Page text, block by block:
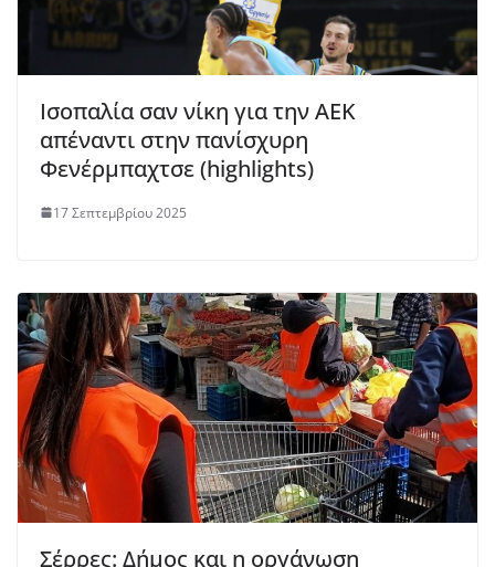
Ισοπαλία σαν νίκη για την ΑΕΚ
απέναντι στην πανίσχυρη
Φενέρμπαχτσε (highlights)
17 Σεπτεμβρίου 2025
Σέρρες: Δήμος και η οργάνωση